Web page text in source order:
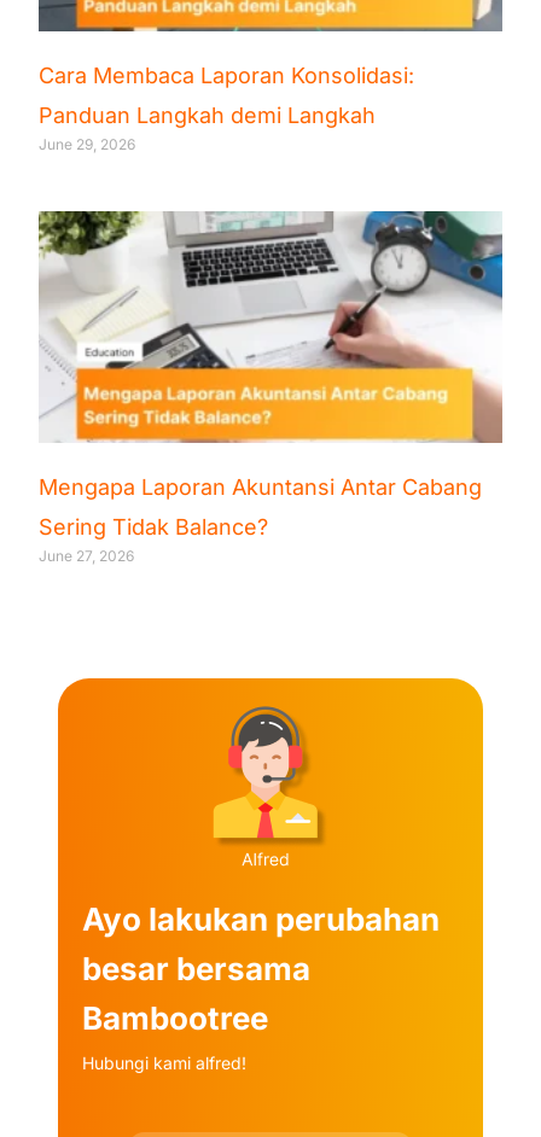
Cara Membaca Laporan Konsolidasi:
Panduan Langkah demi Langkah
June 29, 2026
Mengapa Laporan Akuntansi Antar Cabang
Sering Tidak Balance?
June 27, 2026
Ayo lakukan perubahan
besar bersama
Bambootree
Hubungi kami alfred!